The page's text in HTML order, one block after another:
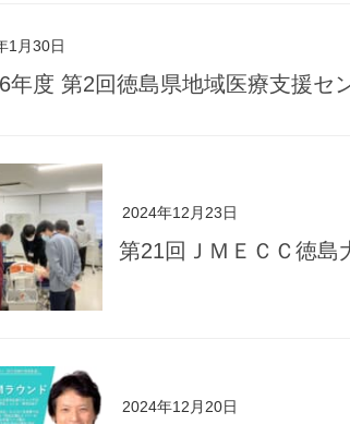
1月30日
年度 第2回徳島県地域医療支援セ
2024年12月23日
第21回ＪＭＥＣＣ徳島
2024年12月20日